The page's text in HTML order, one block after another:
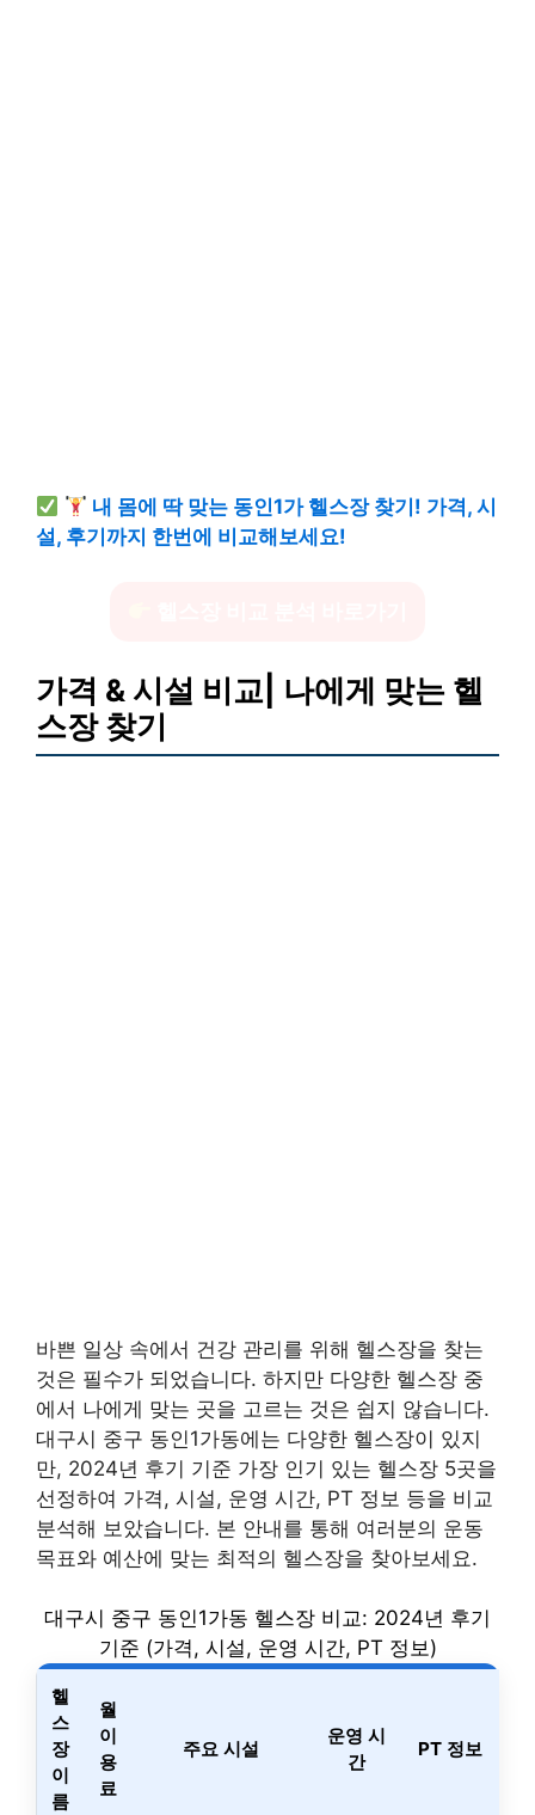
내 몸에 딱 맞는 동인1가 헬스장 찾기! 가격, 시
설, 후기까지 한번에 비교해보세요!
가격 & 시설 비교| 나에게 맞는 헬
스장 찾기
바쁜 일상 속에서 건강 관리를 위해 헬스장을 찾는
것은 필수가 되었습니다. 하지만 다양한 헬스장 중
에서 나에게 맞는 곳을 고르는 것은 쉽지 않습니다.
대구시 중구 동인1가동에는 다양한 헬스장이 있지
만, 2024년 후기 기준 가장 인기 있는 헬스장 5곳을
선정하여 가격, 시설, 운영 시간, PT 정보 등을 비교
분석해 보았습니다. 본 안내를 통해 여러분의 운동
목표와 예산에 맞는 최적의 헬스장을 찾아보세요.
대구시 중구 동인1가동 헬스장 비교: 2024년 후기
기준 (가격, 시설, 운영 시간, PT 정보)
헬
스
장
이
름
월
이
용
료
주요 시설
운영 시
간
PT 정보